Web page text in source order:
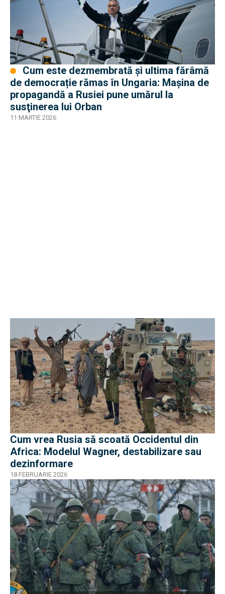
de democrație rămas în Ungaria: Maşina de
propagandă a Rusiei pune umărul la
susţinerea lui Orban
11 MARTIE 2026
Cum vrea Rusia să scoată Occidentul din
Africa: Modelul Wagner, destabilizare sau
dezinformare
18 FEBRUARIE 2026